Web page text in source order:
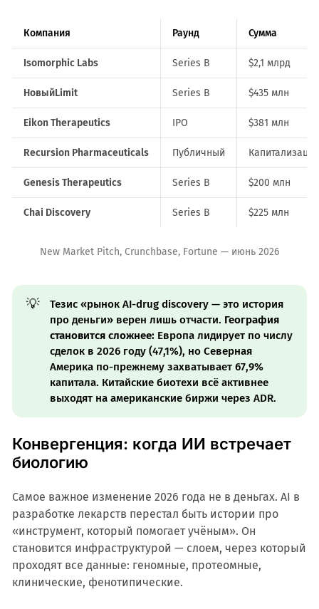
Компания Раунд Сумма
Isomorphic Labs Series B $2,1 млрд
НовыйLimit Series B $435 млн
Eikon Therapeutics IPO $381 млн
Recursion Pharmaceuticals Публичный
Genesis Therapeutics Series B $200 млн
Chai Discovery Series B $225 млн
New Market Pitch, Crunchbase, Fortune — июнь 2026
💡
Тезис «рынок AI-drug discovery — это история
про деньги» верен лишь отчасти. География
становится сложнее: Европа лидирует по числу
сделок в 2026 году (47,1%), но Северная
Америка по-прежнему захватывает 67,9%
капитала. Китайские биотехи всё активнее
выходят на американские биржи через ADR.
Конвергенция: когда ИИ встречает
биологию
Самое важное изменение 2026 года не в деньгах. AI в
разработке лекарств перестал быть истории про
«инструмент, который помогает учёным». Он
становится инфраструктурой — слоем, через который
проходят все данные: геномные, протеомные,
клинические, фенотипические.